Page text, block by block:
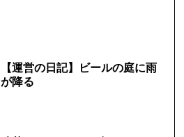
【運営の日記】ビールの庭に雨
が降る